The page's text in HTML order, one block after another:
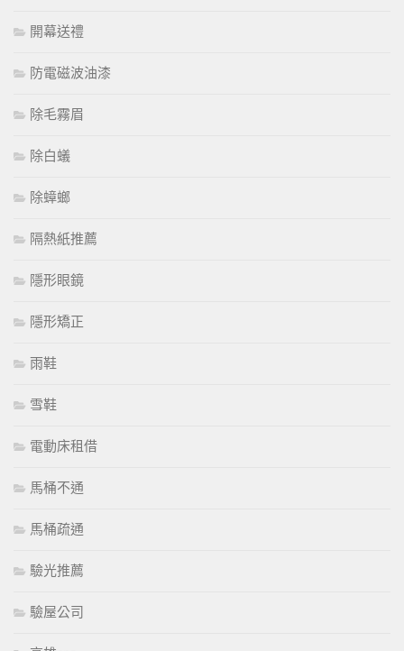
開幕送禮
防電磁波油漆
除毛霧眉
除白蟻
除蟑螂
隔熱紙推薦
隱形眼鏡
隱形矯正
雨鞋
雪鞋
電動床租借
馬桶不通
馬桶疏通
驗光推薦
驗屋公司